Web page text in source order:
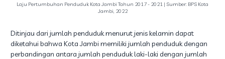
Laju Pertumbuhan Penduduk Kota Jambi Tahun 2017 - 2021 | Sumber: BPS Kota
Jambi, 2022
Ditinjau dari jumlah penduduk menurut jenis kelamin dapat
diketahui bahwa Kota Jambi memiliki jumlah penduduk dengan
perbandingan antara jumlah penduduk laki-laki dengan jumlah